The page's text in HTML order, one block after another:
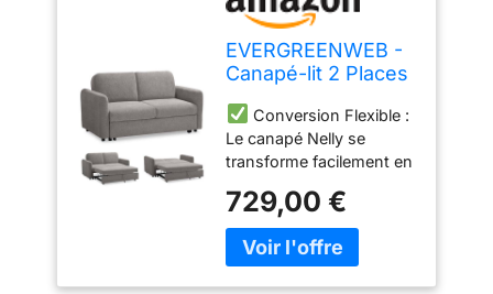
EVERGREENWEB -
Canapé-lit 2 Places
Double Fonction de
Couchage en Tissu
Beige, Dossier
Inclinable Click
Clack à Double
Coussin, Canapé
avec Chaise
Longue Structure
Conversion Flexible :
Le canapé Nelly se
transforme facilement en
mécanisme pliable,
offrant une option
confortable pour les
729,00 €